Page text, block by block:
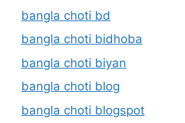
bangla choti bd
bangla choti bidhoba
bangla choti biyan
bangla choti blog
bangla choti blogspot